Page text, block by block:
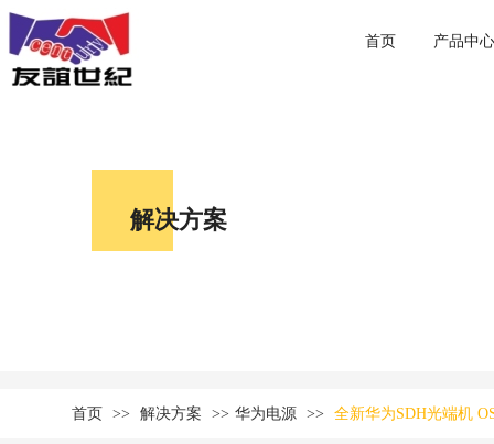
首页 产品中心
解决方案
首页 >> 解决方案 >> 华为电源 >> 全新华为SDH光端机